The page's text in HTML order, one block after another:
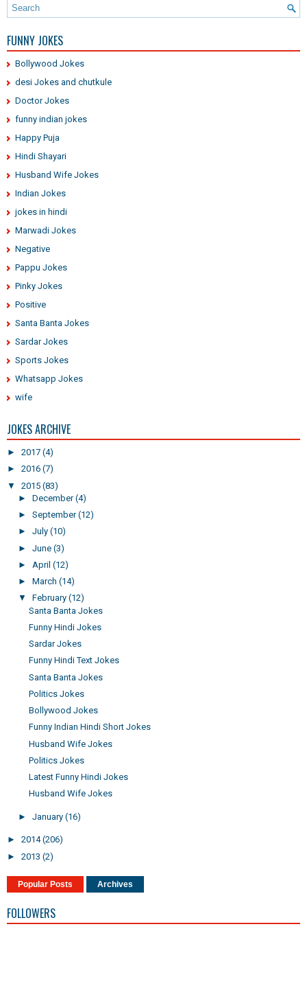
FUNNY JOKES
Bollywood Jokes
desi Jokes and chutkule
Doctor Jokes
funny indian jokes
Happy Puja
Hindi Shayari
Husband Wife Jokes
Indian Jokes
jokes in hindi
Marwadi Jokes
Negative
Pappu Jokes
Pinky Jokes
Positive
Santa Banta Jokes
Sardar Jokes
Sports Jokes
Whatsapp Jokes
wife
JOKES ARCHIVE
► 2017 (4)
► 2016 (7)
▼ 2015 (83)
► December(4)
► September(12)
► July (10)
► June (3)
► April (12)
► March (14)
▼ February (12)
Santa Banta Jokes
Funny Hindi Jokes
Sardar Jokes
Funny Hindi Text Jokes
Santa Banta Jokes
Politics Jokes
Bollywood Jokes
Funny Indian Hindi Short Jokes
Husband Wife Jokes
Politics Jokes
Latest Funny Hindi Jokes
Husband Wife Jokes
► January (16)
► 2014(206)
► 2013 (2)
Popular Posts Archives
FOLLOWERS